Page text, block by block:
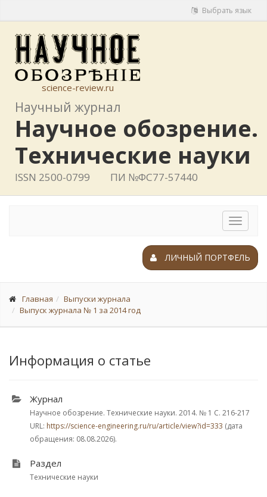
Выбрать язык
science-review.ru
Научный журнал
Научное обозрение.
Технические науки
ISSN 2500-0799 ПИ №ФС77-57440
Toggle
ЛИЧНЫЙ ПОРТФЕЛЬ
Главная
Выпуски журнала
Выпуск журнала № 1 за 2014 год
Информация о статье
Журнал
Научное обозрение. Технические науки. 2014. № 1 С. 216-217
URL: https://science-engineering.ru/ru/article/view?id=333 (дата
обращения: 08.08.2026).
Раздел
Технические науки